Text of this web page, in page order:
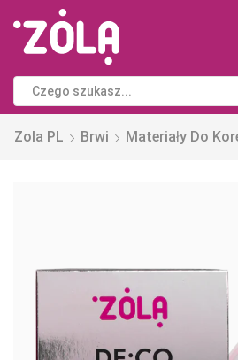
Zola PL Brwi Materiały Do